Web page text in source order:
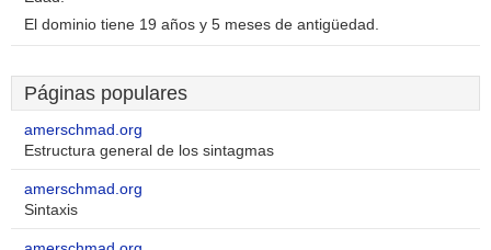
El dominio tiene 19 años y 5 meses de antigüedad.
Páginas populares
amerschmad.org
Estructura general de los sintagmas
amerschmad.org
Sintaxis